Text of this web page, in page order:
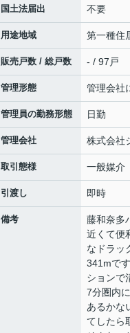
国土法届出 不要
用途地域 第一種住
販売戸数 / 総戸数 - / 97戸
管理形態 管理会社
管理員の勤務形態 日勤
管理会社 株式会社
取引態様 一般媒介
引渡し 即時
備考
藤和奈多
近くて便
なドラッ
341mで
ションで
7分圏内
あるかな
てしたら